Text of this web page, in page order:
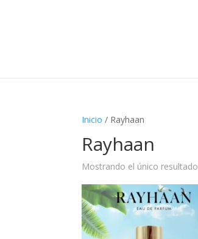
Inicio / Rayhaan
Rayhaan
Mostrando el único resultado